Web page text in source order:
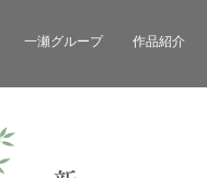
一瀬グループ 作品紹介